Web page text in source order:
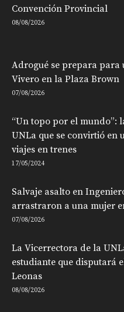
Convención Provincial
08/08/2026
Adrogué se prepara para
Vivero en la Plaza Brown
07/08/2026
“Un topo por el mundo”:
UNLa que se convirtió en
viajes en trenes
17/05/2024
Salvaje asalto en
arrastraron a una mujer
07/08/2026
La Vicerrectora de la
estudiante que disputará
Leonas
08/08/2026